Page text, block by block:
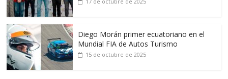
Diego Morán primer ecuatoriano en el
Mundial FIA de Autos Turismo
15 de octubre de 2025